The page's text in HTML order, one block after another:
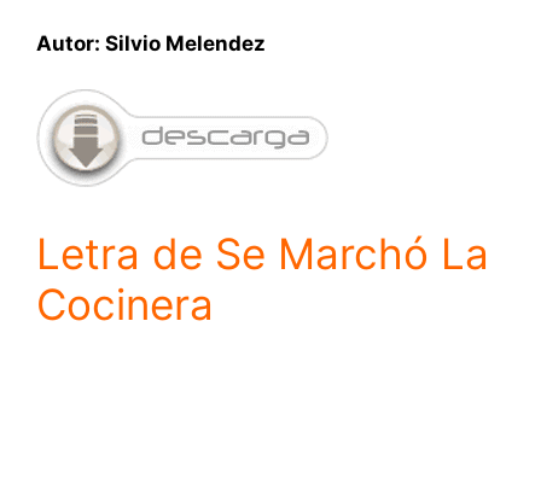
Autor: Silvio Melendez
Letra de Se Marchó La
Cocinera